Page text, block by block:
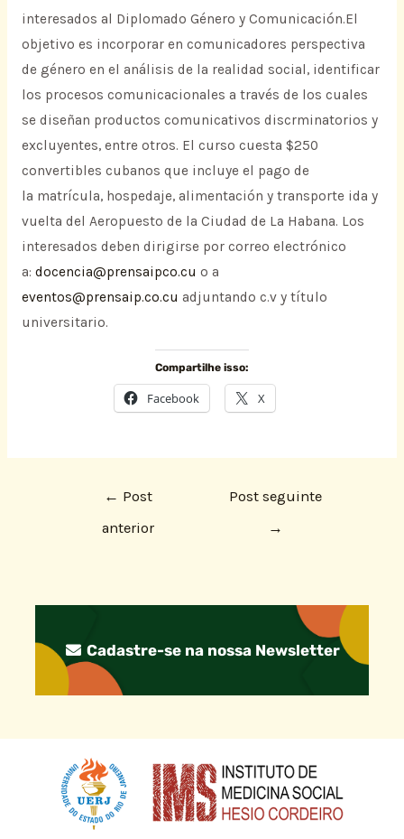
interesados al Diplomado Género y Comunicación.El
objetivo es incorporar en comunicadores perspectiva
de género en el análisis de la realidad social, identificar
los procesos comunicacionales a través de los cuales
se diseñan productos comunicativos discrminatorios y
excluyentes, entre otros. El curso cuesta $250
convertibles cubanos que incluye el pago de
la matrícula, hospedaje, alimentación y transporte ida y
vuelta del Aeropuesto de la Ciudad de La Habana. Los
interesados deben dirigirse por correo electrónico
a: docencia@prensaipco.cu o a
eventos@prensaip.co.cu adjuntando c.v y título
universitario.
Compartilhe isso:
Facebook X
← Post
anterior
Post seguinte
→
Cadastre-se na nossa Newsletter